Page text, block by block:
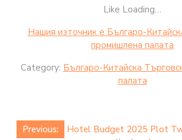
Like Loading…
Нашия източник е Българо-
промишлена палaта
Category: Българо-Китайска
палaта
Post
Previous:
Hotel Budget 2025 Plot